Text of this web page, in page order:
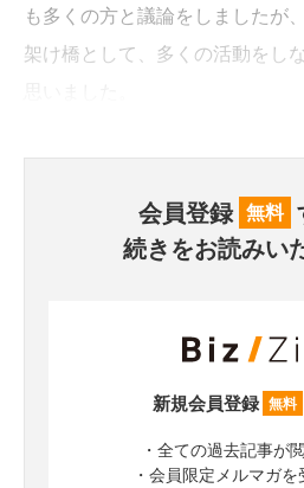
も多くの方と議論をしましたが
架け橋として、多くの活動をし
会員登録 無料
続きをお読みい
新規会員登録 無料
・全ての過去記事が
・会員限定メルマガ